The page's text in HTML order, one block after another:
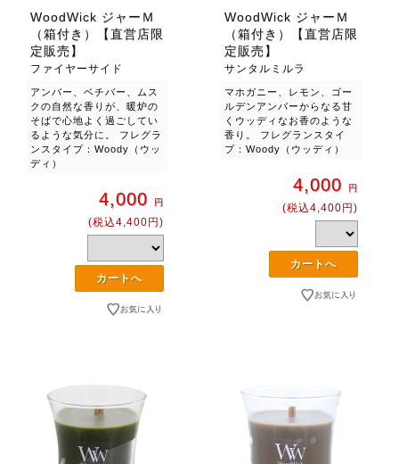
WoodWick ジャーＭ
（箱付き）【直営店限
定販売】
ファイヤーサイド
アンバー、ベチバー、ムス
クの自然な香りが、暖炉の
そばで心地よく過ごしてい
るような気分に。 フレグラ
ンスタイプ：Woody（ウッ
ディ）
4,000 円
(税込4,400円)
WoodWick ジャーＭ
（箱付き）【直営店限
定販売】
サンタルミルラ
マホガニー、レモン、ゴー
ルデンアンバーからなる甘
くウッディなお香のような
香り。 フレグランスタイ
プ：Woody（ウッディ）
4,000 円
(税込4,400円)